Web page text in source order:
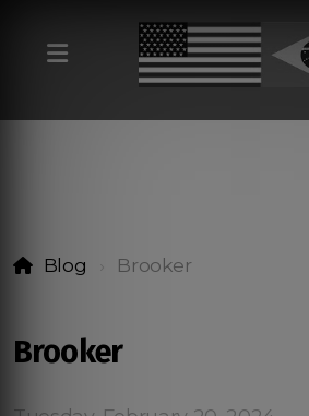
Blog Brooker
Brooker